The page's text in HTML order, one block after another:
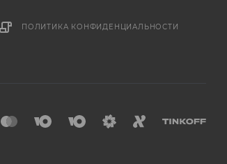
ПОЛИТИКА КОНФИДЕНЦИАЛЬНОСТИ